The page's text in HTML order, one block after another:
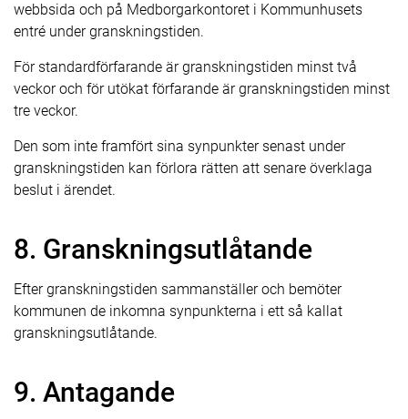
webbsida och på Medborgarkontoret i Kommunhusets
entré under granskningstiden.
För standardförfarande är granskningstiden minst två
veckor och för utökat förfarande är granskningstiden minst
tre veckor.
Den som inte framfört sina synpunkter senast under
granskningstiden kan förlora rätten att senare överklaga
beslut i ärendet.
8. Granskningsutlåtande
Efter granskningstiden sammanställer och bemöter
kommunen de inkomna synpunkterna i ett så kallat
granskningsutlåtande.
9. Antagande